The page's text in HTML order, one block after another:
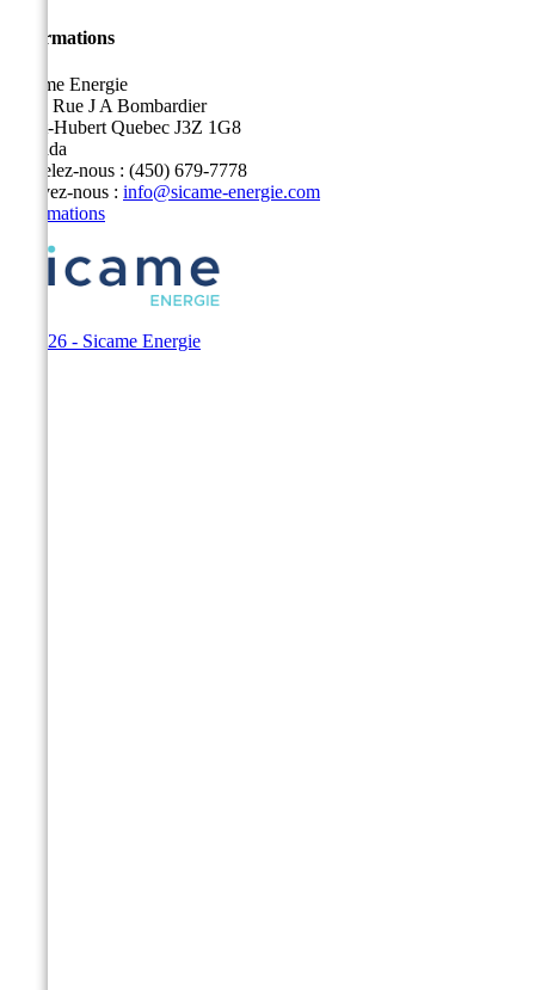
Informations
Sicame Energie
5400 Rue J A Bombardier
Saint-Hubert Quebec J3Z 1G8
Canada
Appelez-nous : (450) 679-7778
Écrivez-nous : info@sicame-energie.com
Informations
© 2026 - Sicame Energie